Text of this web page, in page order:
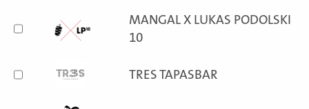
MANGAL X LUKAS PODOLSKI
10
TRES TAPASBAR